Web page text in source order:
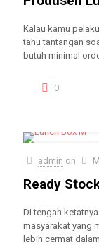
Kalau kamu
tahu tantangan
butuh minimal
0
admin on
Ready
Di tengah
masyarakat yang
lebih cermat